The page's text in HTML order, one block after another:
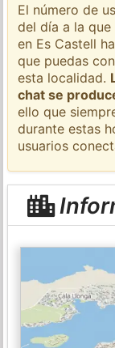
El número de
del día a la
en Es Castell
que puedas
esta localidad.
chat se
ello que
durante estas
usuarios